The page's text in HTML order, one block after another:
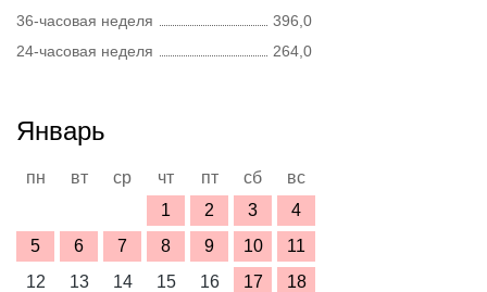
36-часовая неделя
396,0
24-часовая неделя
264,0
Январь
пн вт ср чт пт сб
вс
1
2 3
4
5
6 7 8 9 10
11
12
13 14 15 16 17
18